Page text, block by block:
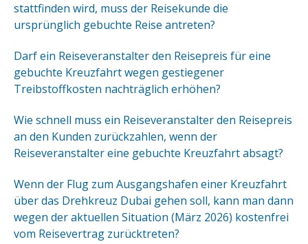
stattfinden wird, muss der Reisekunde die
ursprünglich gebuchte Reise antreten?
Darf ein Reiseveranstalter den Reisepreis für eine
gebuchte Kreuzfahrt wegen gestiegener
Treibstoffkosten nachträglich erhöhen?
Wie schnell muss ein Reiseveranstalter den Reisepreis
an den Kunden zurückzahlen, wenn der
Reiseveranstalter eine gebuchte Kreuzfahrt absagt?
Wenn der Flug zum Ausgangshafen einer Kreuzfahrt
über das Drehkreuz Dubai gehen soll, kann man dann
wegen der aktuellen Situation (März 2026) kostenfrei
vom Reisevertrag zurücktreten?